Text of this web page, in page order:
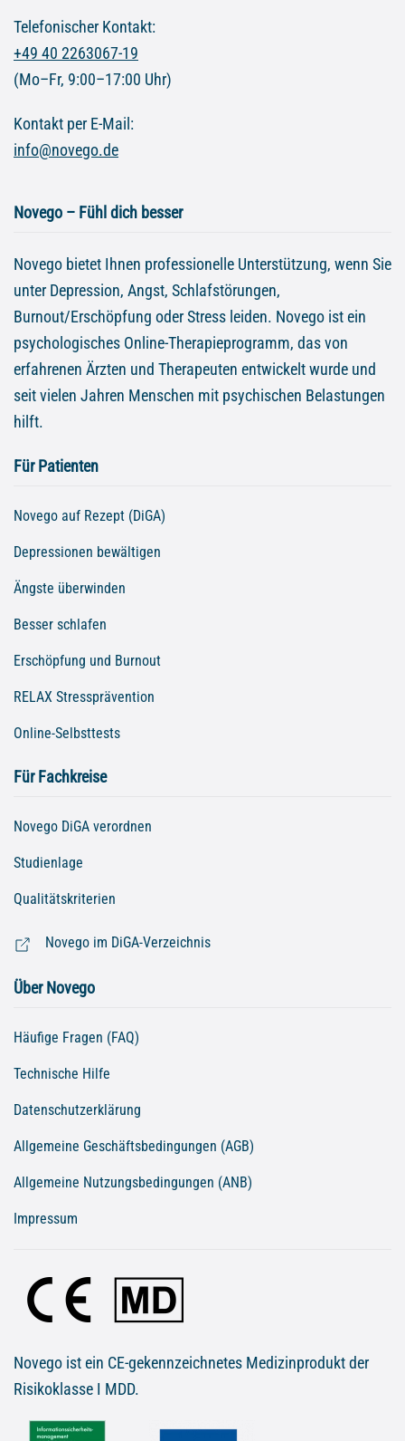
Telefonischer Kontakt:
+49 40 2263067-19
(Mo–Fr, 9:00–17:00 Uhr)
Kontakt per E-Mail:
info@novego.de
Novego – Fühl dich besser
Novego bietet Ihnen professionelle Unterstützung, wenn Sie
unter Depression, Angst, Schlafstörungen,
Burnout/Erschöpfung oder Stress leiden. Novego ist ein
psychologisches Online-Therapieprogramm, das von
erfahrenen Ärzten und Therapeuten entwickelt wurde und
seit vielen Jahren Menschen mit psychischen Belastungen
hilft.
Für Patienten
Novego auf Rezept (DiGA)
Depressionen bewältigen
Ängste überwinden
Besser schlafen
Erschöpfung und Burnout
RELAX Stressprävention
Online-Selbsttests
Für Fachkreise
Novego DiGA verordnen
Studienlage
Qualitätskriterien
Novego im DiGA-Verzeichnis
Über Novego
Häufige Fragen (FAQ)
Technische Hilfe
Datenschutzerklärung
Allgemeine Geschäftsbedingungen (AGB)
Allgemeine Nutzungsbedingungen (ANB)
Impressum
Novego ist ein CE-gekennzeichnetes Medizinprodukt der
Risikoklasse I MDD.